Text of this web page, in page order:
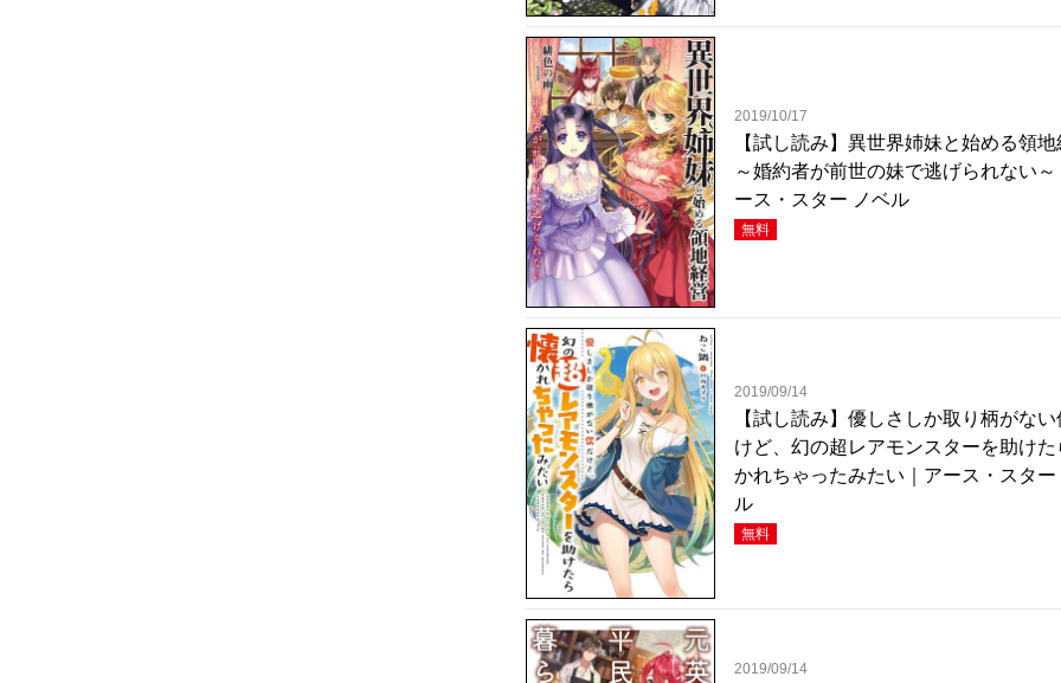
2019/10/17
【試し読み】異世界姉妹と始める領地
～婚約者が前世の妹で逃げられない～
ース・スター ノベル
無料
2019/09/14
【試し読み】優しさしか取り柄がな
けど、幻の超レアモンスターを助けた
かれちゃったみたい｜アース・スター
ル
無料
2019/09/14